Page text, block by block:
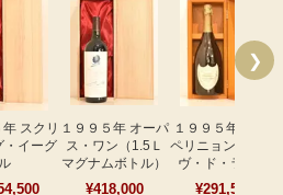
年 スクリ
・イーグ
ル
１９９５年 オーパ
ス・ワン（1.5Ｌ
マグナムボトル）
¥418,000
１９９５年 ドン･
ペリニョン レゼル
ヴ・ド・ラベイ
¥291,500
❯